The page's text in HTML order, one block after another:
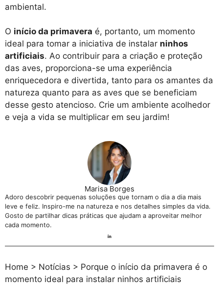
ambiental.
O início da primavera é, portanto, um momento
ideal para tomar a iniciativa de instalar ninhos
artificiais. Ao contribuir para a criação e proteção
das aves, proporciona-se uma experiência
enriquecedora e divertida, tanto para os amantes da
natureza quanto para as aves que se beneficiam
desse gesto atencioso. Crie um ambiente acolhedor
e veja a vida se multiplicar em seu jardim!
Marisa Borges
Adoro descobrir pequenas soluções que tornam o dia a dia mais
leve e feliz. Inspiro-me na natureza e nos detalhes simples da vida.
Gosto de partilhar dicas práticas que ajudam a aproveitar melhor
cada momento.
Home > Notícias > Porque o início da primavera é o
momento ideal para instalar ninhos artificiais